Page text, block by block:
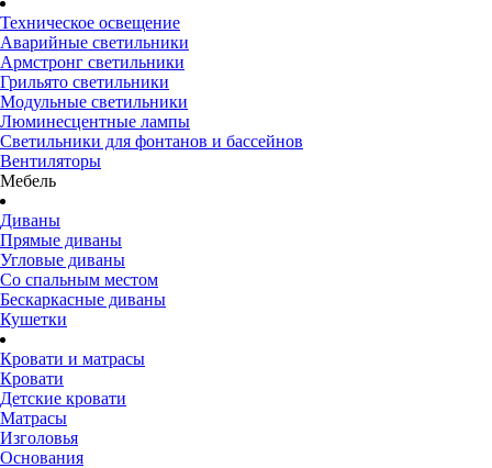
Техническое освещение
Аварийные светильники
Армстронг светильники
Грильято светильники
Модульные светильники
Люминесцентные лампы
Светильники для фонтанов и бассейнов
Вентиляторы
Мебель
Диваны
Прямые диваны
Угловые диваны
Со спальным местом
Бескаркасные диваны
Кушетки
Кровати и матрасы
Кровати
Детские кровати
Матрасы
Изголовья
Основания